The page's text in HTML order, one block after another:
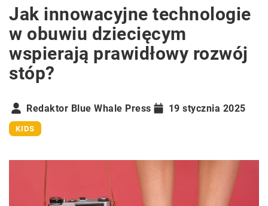
Jak innowacyjne technologie
w obuwiu dziecięcym
wspierają prawidłowy rozwój
stóp?
Redaktor Blue Whale Press 19 stycznia 2025
KIDS